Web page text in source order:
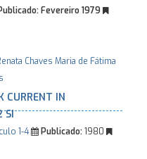
Fevereiro 1979
Chaves Maria de Fátima
CURRENT IN
SI
1-4 Publicado:1980